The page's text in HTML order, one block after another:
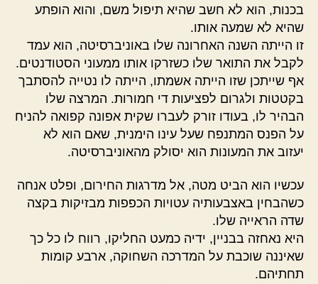
בכנות, הוא לא חשב שהיא תיפול משם, והוא הופתע
שהיא לא שמעה אותו.
זו הייתה השנה האחרונה שלו באוניברסיטה, הוא עמד
לקבל את התואר שלו כשזרקו אותו ממעוני הסטודנטים.
אף שייתכן שזו הייתה אשמתו, הייתה לו נטייה להסתבך
בקטטות ולגרום לפציעות די חמורות. המרצה שלו
הבהיר לו, בעודו זורק לעברו שקית אפונה קפואה להניח
על הפנס המתנפח שעל עינו הימנית, שאם הוא לא
יעזוב את המעונות הוא יסולק מהאוניברסיטה.
עכשיו הוא הביט מטה, אל מדרגות החירום, ופלט אנחה
כשהבחין באצבעותיה עטויות הכפפות מבזיקות בקצה
שדה הראייה שלו.
היא נאחזה בבניין, ידיה כמעט החליקו, רווח לו כל כך
שאיננה שוכבת על המדרכה השחוקה, ארבע קומות
תחתיהם.